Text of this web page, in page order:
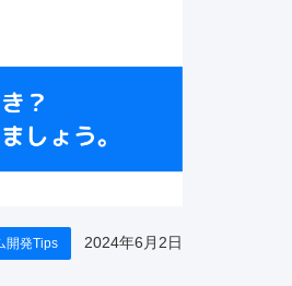
開発Tips 2024年6月2日